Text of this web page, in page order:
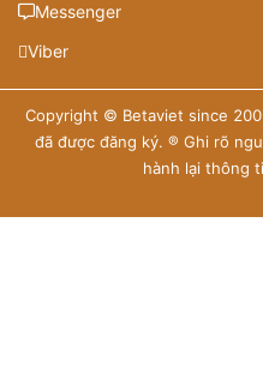
Messenger
Viber
Copyright © Betaviet since
đã được đăng ký. ® Ghi rõ
hành lại thông